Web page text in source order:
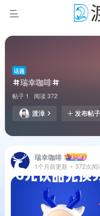
话题
瑞幸咖啡
帖子 1 阅读 372
渡漳 发布帖子
瑞幸咖啡
1个月前更新 372次阅